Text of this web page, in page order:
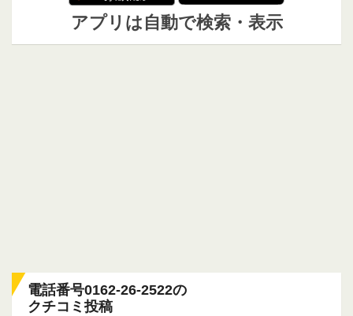
アプリは自動で検索・表示
電話番号0162-26-2522の
クチコミ投稿